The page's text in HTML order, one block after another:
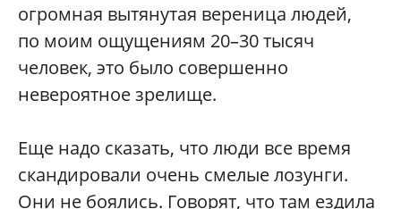
огромная вытянутая вереница людей,
по моим ощущениям 20–30 тысяч
человек, это было совершенно
невероятное зрелище.
Еще надо сказать, что люди все время
скандировали очень смелые лозунги.
Они не боялись. Говорят, что там ездила